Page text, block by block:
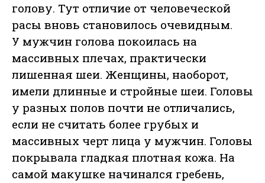
голову. Тут отличие от человеческой
расы вновь становилось очевидным.
У мужчин голова покоилась на
массивных плечах, практически
лишенная шеи. Женщины, наоборот,
имели длинные и стройные шеи. Головы
у разных полов почти не отличались,
если не считать более грубых и
массивных черт лица у мужчин. Головы
покрывала гладкая плотная кожа. На
самой макушке начинался гребень,